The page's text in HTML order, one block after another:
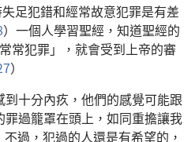
足犯錯和經常故意犯罪是有差
）一個人學習聖經，知道聖經的
常犯罪」，就會受到上帝的審
）
十分內疚，他們的感覺可能跟
過籠罩在頭上，如同重擔讓我
不過，犯過的人還是有希望的，